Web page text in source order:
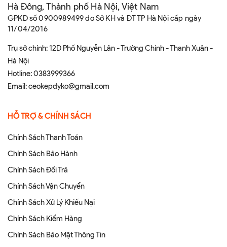
Hà Đông, Thành phố Hà Nội, Việt Nam
GPKD số 0900989499 do Sở KH và ĐT TP Hà Nội cấp ngày
11/04/2016
Trụ sở chính: 12D Phố Nguyễn Lân - Trường Chinh - Thanh Xuân -
Hà Nội
Hotline:0383999366
Email:ceokepdyko@gmail.com
HỖ TRỢ & CHÍNH SÁCH
Chính Sách Thanh Toán
Chính Sách Bảo Hành
Chính Sách Đổi Trả
Chính Sách Vận Chuyển
Chính Sách Xử Lý Khiếu Nại
Chính Sách Kiểm Hàng
Chính Sách Bảo Mật Thông Tin